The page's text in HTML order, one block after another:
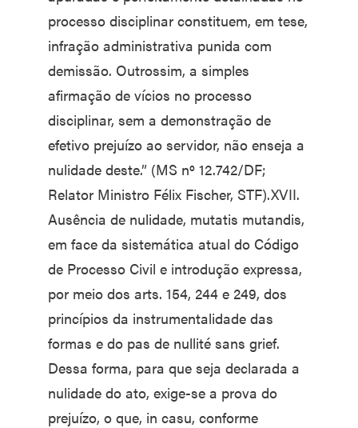
processo disciplinar constituem, em tese,
infração administrativa punida com
demissão. Outrossim, a simples
afirmação de vícios no processo
disciplinar, sem a demonstração de
efetivo prejuízo ao servidor, não enseja a
nulidade deste.” (MS nº 12.742/DF;
Relator Ministro Félix Fischer, STF).XVII.
Ausência de nulidade, mutatis mutandis,
em face da sistemática atual do Código
de Processo Civil e introdução expressa,
por meio dos arts. 154, 244 e 249, dos
princípios da instrumentalidade das
formas e do pas de nullité sans grief.
Dessa forma, para que seja declarada a
nulidade do ato, exige-se a prova do
prejuízo, o que, in casu, conforme